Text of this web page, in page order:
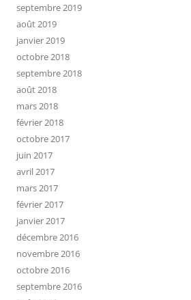
septembre 2019
août 2019
janvier 2019
octobre 2018
septembre 2018
août 2018
mars 2018
février 2018
octobre 2017
juin 2017
avril 2017
mars 2017
février 2017
janvier 2017
décembre 2016
novembre 2016
octobre 2016
septembre 2016